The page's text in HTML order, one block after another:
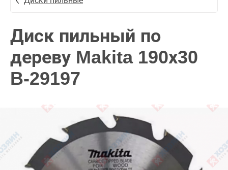
Диск пильный по
дереву Makita 190х30
B-29197